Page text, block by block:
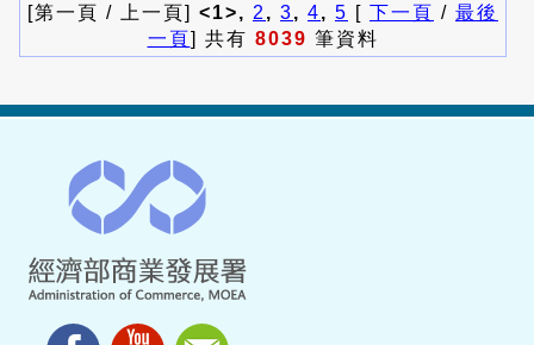
[第一頁 / 上一頁] <1>, 2 , 3, 4, 5 [ 下一頁 / 最後
一頁] 共有 8039 筆資料